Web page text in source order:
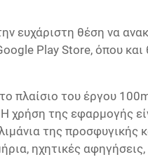
ευχάριστη θέση να
Play Store, όπου και
πλαίσιο του έργου
χρήση της εφαρμογής
της προσφυγικής
ηχητικές